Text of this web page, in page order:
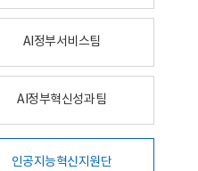
AI정부서비스팀
AI정부혁신성과팀
인공지능혁신지원단